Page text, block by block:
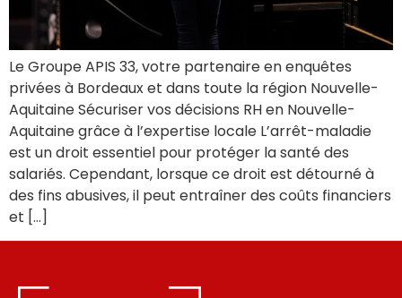
Le Groupe APIS 33, votre partenaire en enquêtes
privées à Bordeaux et dans toute la région Nouvelle-
Aquitaine Sécuriser vos décisions RH en Nouvelle-
Aquitaine grâce à l’expertise locale L’arrêt-maladie
est un droit essentiel pour protéger la santé des
salariés. Cependant, lorsque ce droit est détourné à
des fins abusives, il peut entraîner des coûts financiers
et […]